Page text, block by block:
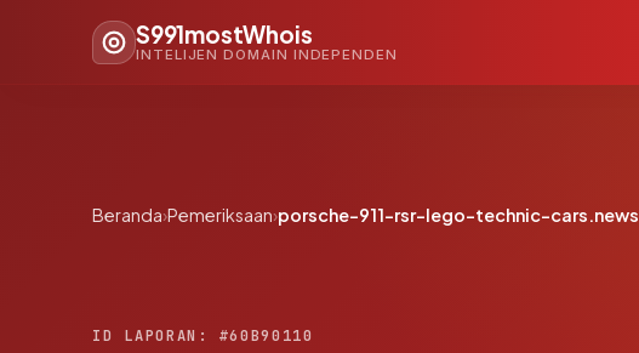
S991mostWhois
INTELIJEN DOMAIN INDEPENDEN
Beranda›Pemeriksaan›porsche-911-rsr-lego-technic-cars.news
ID LAPORAN: #60B90110